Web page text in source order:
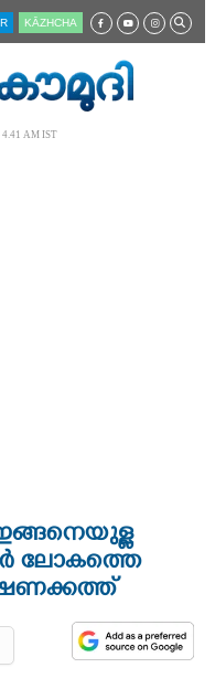
KĀZHCHA
4.41 AM IST
ഇങ്ങനെയുള്ള
ലോകത്തെ